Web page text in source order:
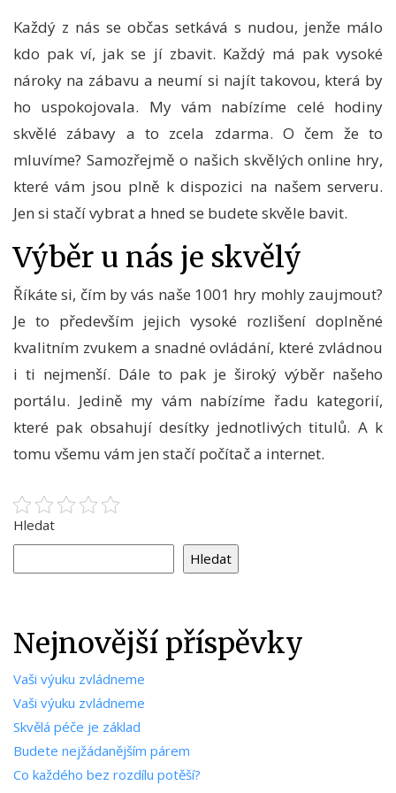
Každý z nás se občas setkává s nudou, jenže málo
kdo pak ví, jak se jí zbavit. Každý má pak vysoké
nároky na zábavu a neumí si najít takovou, která by
ho uspokojovala. My vám nabízíme celé hodiny
skvělé zábavy a to zcela zdarma. O čem že to
mluvíme? Samozřejmě o našich skvělýchonline hry,
které vám jsou plně k dispozici na našem serveru.
Jen si stačí vybrat a hned se budete skvěle bavit.
Výběr u nás je skvělý
Říkáte si, čím by vás naše 1001 hry mohly zaujmout?
Je to především jejich vysoké rozlišení doplněné
kvalitním zvukem a snadné ovládání, které zvládnou
i ti nejmenší. Dále to pak je široký výběr našeho
portálu. Jedině my vám nabízíme řadu kategorií,
které pak obsahují desítky jednotlivých titulů. A k
tomu všemu vám jen stačí počítač a internet.
Hledat
Hledat
Nejnovější příspěvky
Vaši výuku zvládneme
Vaši výuku zvládneme
Skvělá péče je základ
Budete nejžádanějším párem
Co každého bez rozdílu potěší?